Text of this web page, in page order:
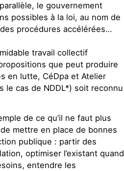
le gouvernement
possibles à la loi, au nom de
procédures accélérées…
travail collectif
que peut produire
en lutte, CéDpa et Atelier
le cas de NDDL*) soit reconnu
de ce qu’il ne faut plus
mettre en place de bonnes
publique : partir des
optimiser l’existant quand
entendre les